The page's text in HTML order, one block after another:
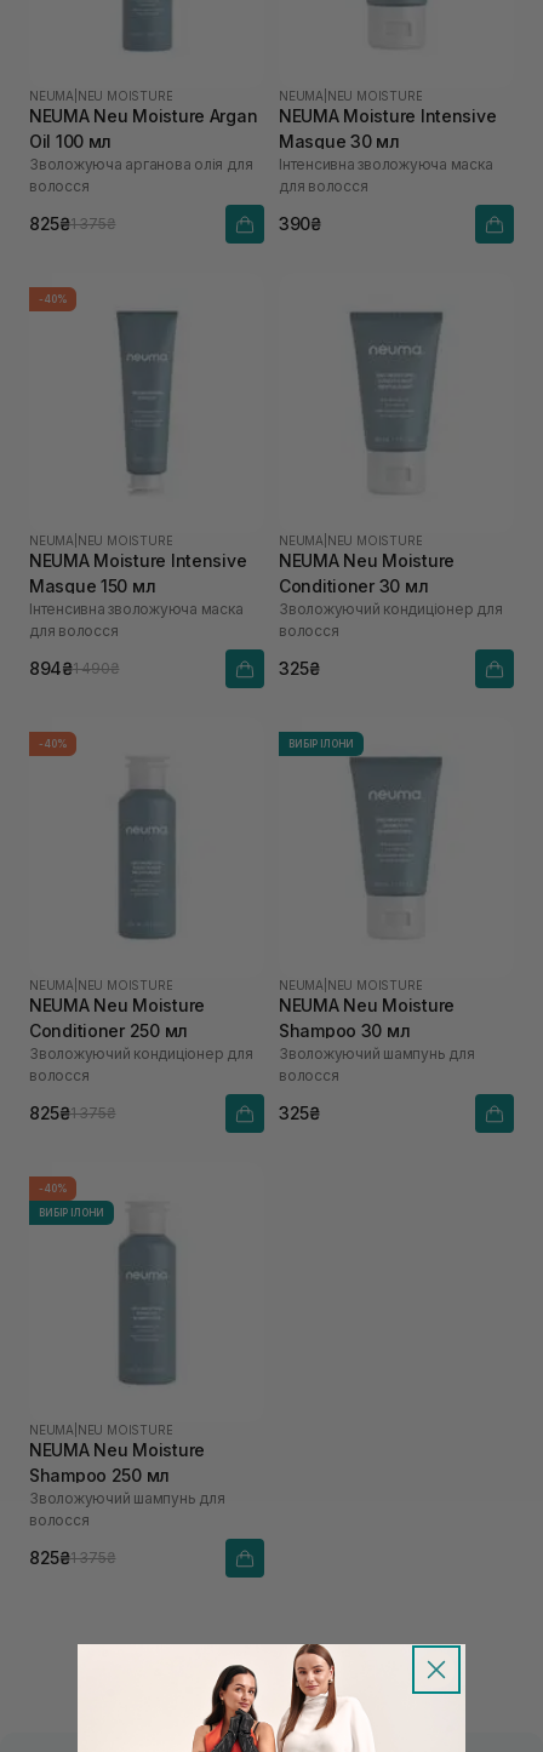
NEUMA NEU MOISTURE
NEUMA Neu Moisture Argan
Oil 100 мл
Зволожуюча арганова олія для
волосся
825₴1 375₴
NEUMA NEU MOISTURE
NEUMA Moisture Intensive
Masque 30 мл
Інтенсивна зволожуюча маска
для волосся
390₴
-40%
NEUMA NEU MOISTURE
NEUMA Moisture Intensive
Masque 150 мл
Інтенсивна зволожуюча маска
для волосся
894₴1 490₴
NEUMA NEU MOISTURE
NEUMA Neu Moisture
Conditioner 30 мл
Зволожуючий кондиціонер для
волосся
325₴
-40%
NEUMA NEU MOISTURE
NEUMA Neu Moisture
Conditioner 250 мл
Зволожуючий кондиціонер для
волосся
825₴1 375₴
ВИБІР ІЛОНИ
NEUMA NEU MOISTURE
NEUMA Neu Moisture
Shampoo 30 мл
Зволожуючий шампунь для
волосся
325₴
-40%
ВИБІР ІЛОНИ
NEUMA NEU MOISTURE
NEUMA Neu Moisture
Shampoo 250 мл
Зволожуючий шампунь для
волосся
825₴1 375₴